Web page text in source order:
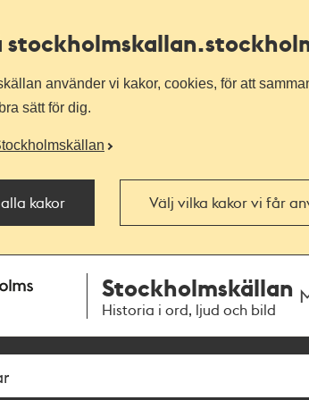
stockholmskallan
använder vi kakor, cookies, för att
sätt för dig.
kakor Välj vilka kakor vi får
Stockholmskällan
Historia i ord, ljud och bild